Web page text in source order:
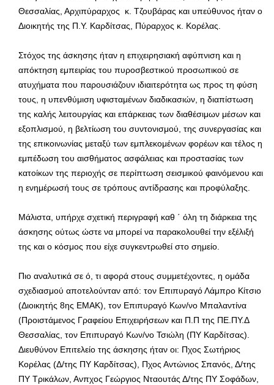
Θεσσαλίας, Αρχιπύραρχος κ. Τζουβάρας και υπεύθυνος ήταν ο
Διοικητής της Π.Υ. Καρδίτσας, Πύραρχος κ. Κορέλας.
Στόχος της άσκησης ήταν η επιχειρησιακή αφύπνιση και η
απόκτηση εμπειρίας του πυροσβεστικού προσωπικού σε
ατυχήματα που παρουσιάζουν ιδιαιτερότητα ως προς τη φύση
τους, η υπενθύμιση υφισταμένων διαδικασιών, η διαπίστωση
της καλής λειτουργίας και επάρκειας των διαθέσιμων μέσων και
εξοπλισμού, η βελτίωση του συντονισμού, της συνεργασίας και
της επικοινωνίας μεταξύ των εμπλεκομένων φορέων και τέλος η
εμπέδωση του αισθήματος ασφάλειας και προστασίας των
κατοίκων της περιοχής σε περίπτωση σεισμικού φαινόμενου και
η ενημέρωσή τους σε τρόπους αντίδρασης και προφύλαξης.
Μάλιστα, υπήρχε σχετική περιγραφή καθ ΄ όλη τη διάρκεια της
άσκησης ούτως ώστε να μπορεί να παρακολουθεί την εξέλιξή
της και ο κόσμος που είχε συγκεντρωθεί στο σημείο.
Πιο αναλυτικά σε ό, τι αφορά στους συμμετέχοντες, η ομάδα
σχεδιασμού αποτελούνταν από: τον Επιπυραγό Λάμπρο Κίτσιο
(Διοικητής 8ης ΕΜΑΚ), τον Επιπυραγό Κων/νο Μπαλαντίνα
(Προιστάμενος Γραφείου Επιχειρήσεων και Π.Π της ΠΕ.ΠΥ.Δ
Θεσσαλίας, τον Επιπυραγό Κων/νο Τσιώλη (ΠΥ Καρδίτσας).
Διευθύνον Επιτελείο της άσκησης ήταν οι: Πχος Σωτήριος
Κορέλας (Δ/της ΠΥ Καρδίτσας), Πχος Αντώνιος Σπανός, Δ/της
ΠΥ Τρικάλων, Ανπχος Γεώργιος Νταουτάς Δ/της ΠΥ Σοφάδων,